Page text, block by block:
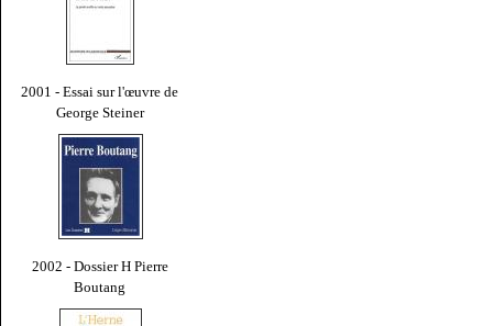
2001 - Essai sur l'œuvre de
George Steiner
2002 - Dossier H Pierre
Boutang